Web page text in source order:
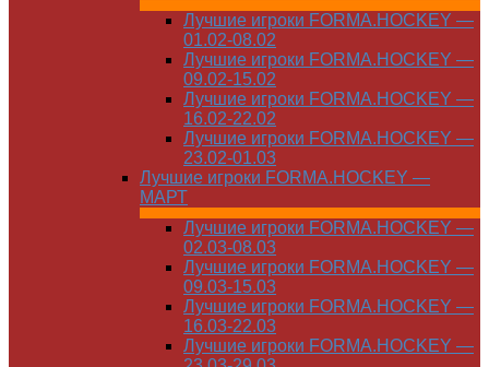
Лучшие игроки FORMA.HOCKEY —
01.02-08.02
Лучшие игроки FORMA.HOCKEY —
09.02-15.02
Лучшие игроки FORMA.HOCKEY —
16.02-22.02
Лучшие игроки FORMA.HOCKEY —
23.02-01.03
Лучшие игроки FORMA.HOCKEY —
МАРТ
Лучшие игроки FORMA.HOCKEY —
02.03-08.03
Лучшие игроки FORMA.HOCKEY —
09.03-15.03
Лучшие игроки FORMA.HOCKEY —
16.03-22.03
Лучшие игроки FORMA.HOCKEY —